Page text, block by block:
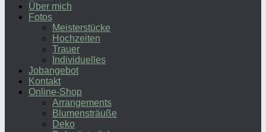
Über mich
Fotos
Meisterstücke
Hochzeiten
Trauer
Individuelles
Jobangebot
Kontakt
Online-Shop
Arrangements
Blumensträuße
Deko